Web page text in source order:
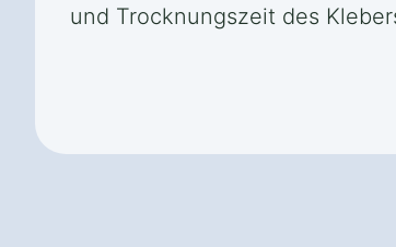
und Trocknungszeit des